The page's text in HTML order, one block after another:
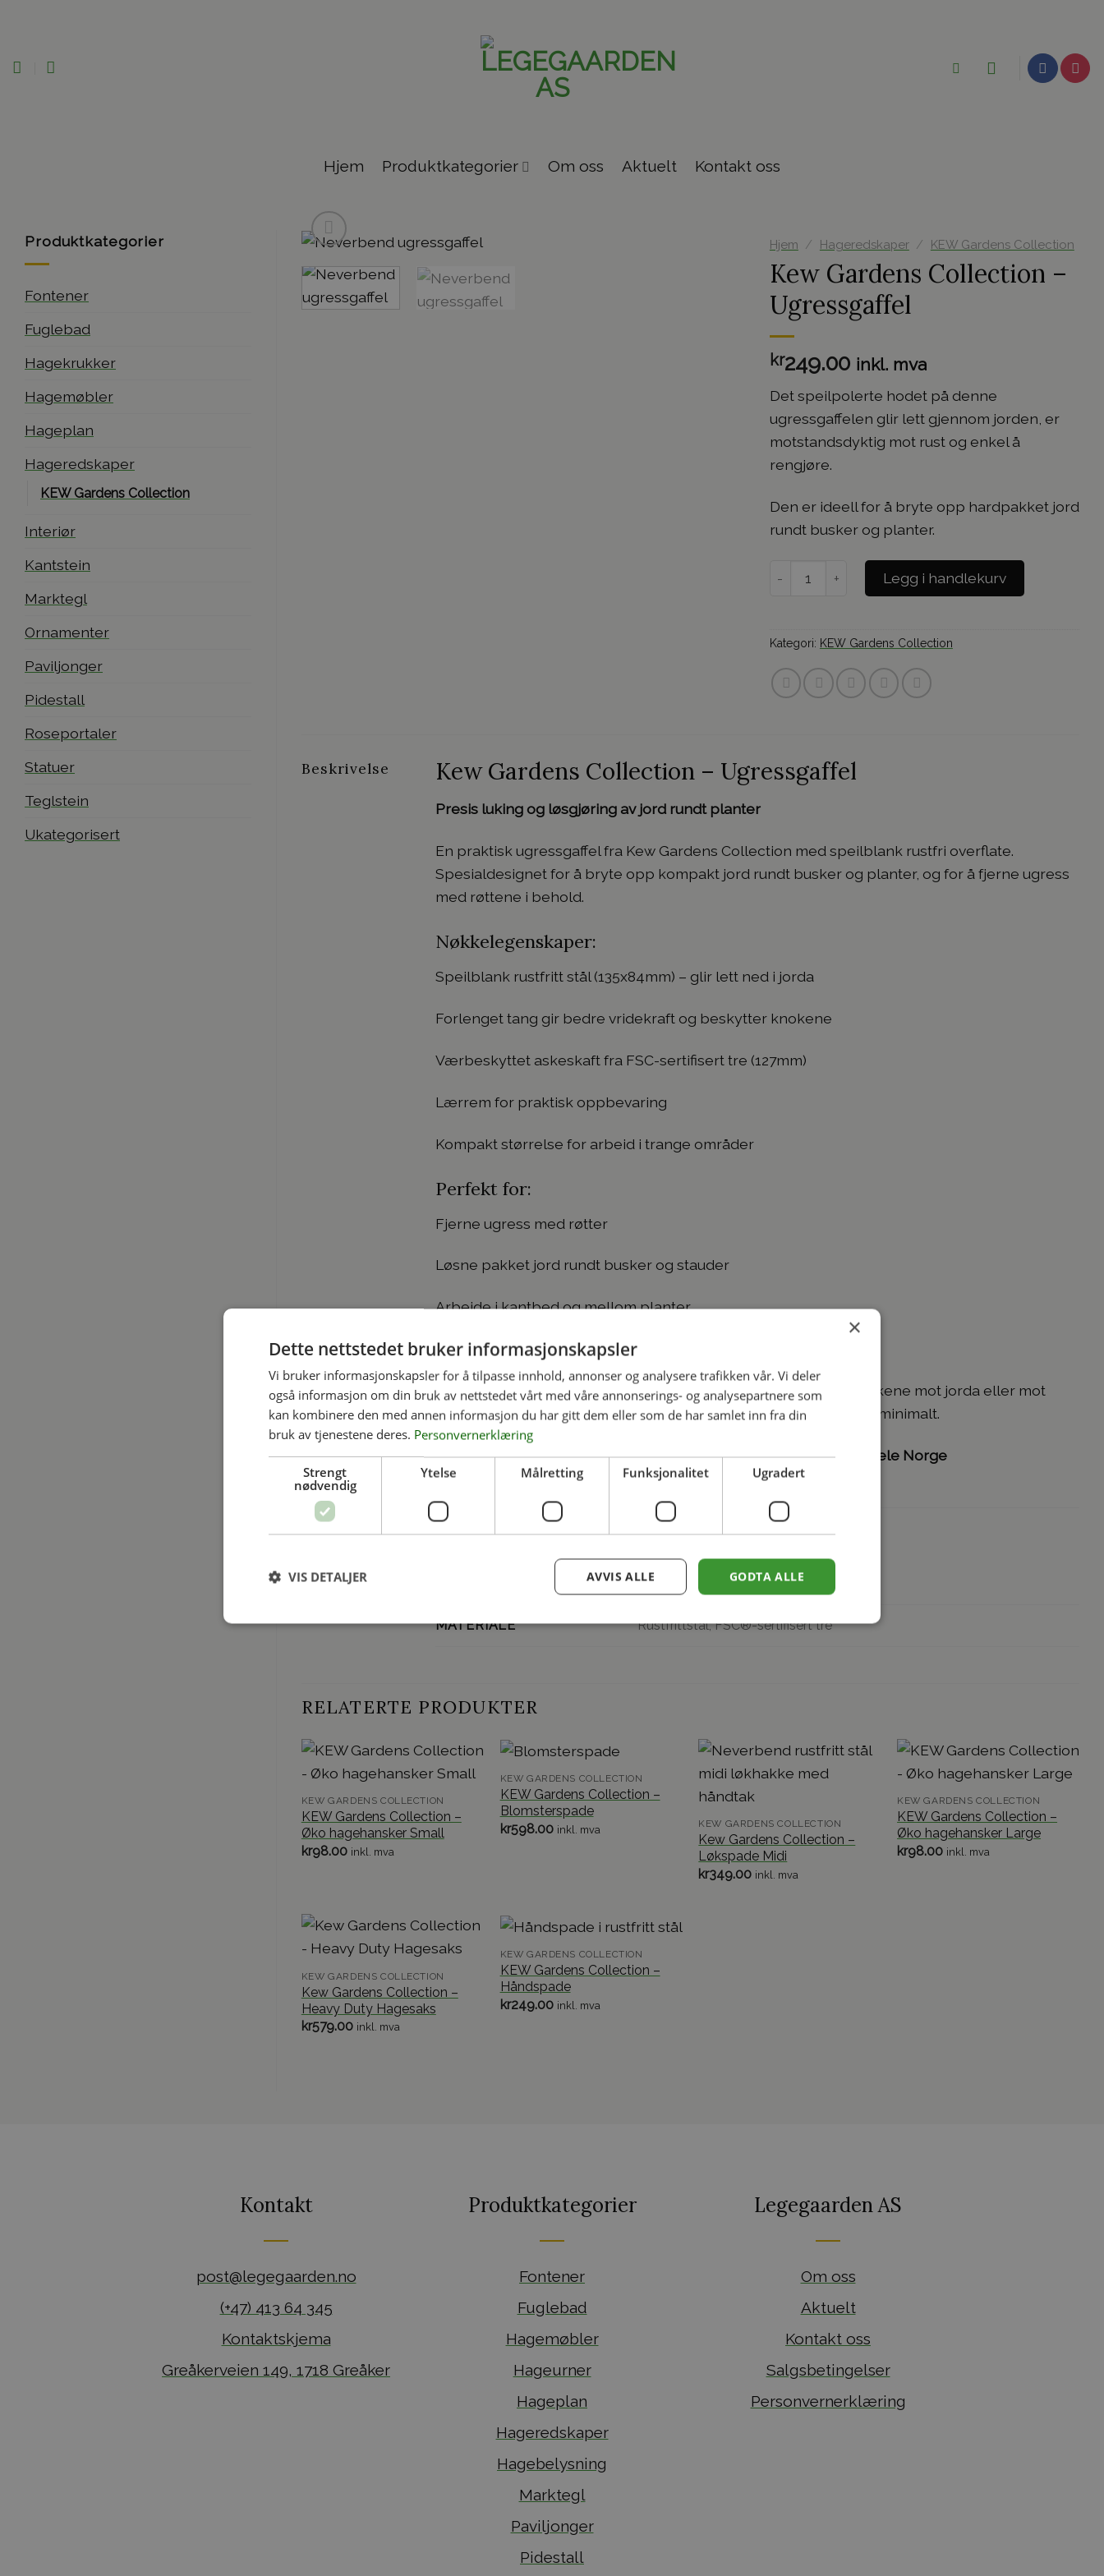
Hjem Produktkategorier Om oss Aktuelt Kontakt oss
Produktkategorier
Fontener
Fuglebad
Hagekrukker
Hagemøbler
Hageplan
Hageredskaper
KEW Gardens Collection
Interiør
Kantstein
Marktegl
Ornamenter
Paviljonger
Pidestall
Roseportaler
Statuer
Teglstein
Ukategorisert
Hjem / Hageredskaper / KEW Gardens Collection
Kew Gardens Collection –
Ugressgaffel
kr249.00 inkl. mva
Det speilpolerte hodet på denne
ugressgaffelen glir lett gjennom jorden, er
motstandsdyktig mot rust og enkel å
rengjøre.
Den er ideell for å bryte opp hardpakket jord
rundt busker og planter.
Legg i handlekurv
Kategori: KEW Gardens Collection
Beskrivelse Kew Gardens Collection – Ugressgaffel
Presis luking og løsgjøring av jord rundt planter
En praktisk ugressgaffel fra Kew Gardens Collection med speilblank rustfri overflate.
Spesialdesignet for å bryte opp kompakt jord rundt busker og planter, og for å fjerne ugress
med røttene i behold.
Nøkkelegenskaper:
Speilblank rustfritt stål (135x84mm) – glir lett ned i jorda
Forlenget tang gir bedre vridekraft og beskytter knokene
Værbeskyttet askeskaft fra FSC-sertifisert tre (127mm)
Lærrem for praktisk oppbevaring
Kompakt størrelse for arbeid i trange områder
Perfekt for:
Fjerne ugress med røtter
Løsne pakket jord rundt busker og stauder
Arbeide i kantbed og mellom planter
Lufte jorda uten å skade plantene
Den forlengede tangen gjør at du kan jobbe uten å skrubbe knokene mot jorda eller mot
gaffelhodet. Det rustfrie stålet holder seg rent og jord fester seg minimalt.
🌿 Fast frakt på alle hageredskap kun kr 99 per ordre – gjelder hele Norge
Tilleggsinformasjon
KEW Gardens Collection
MATERIALE Rustfrittstål, FSC®-sertifisert tre
RELATERTE PRODUKTER
KEW GARDENS COLLECTION
KEW Gardens Collection –
Øko hagehansker Small
kr98.00 inkl. mva
KEW GARDENS COLLECTION
KEW Gardens Collection –
Blomsterspade
kr598.00 inkl. mva
KEW GARDENS COLLECTION
Kew Gardens Collection –
Løkspade Midi
kr349.00 inkl. mva
KEW GARDENS COLLECTION
KEW Gardens Collection –
Øko hagehansker Large
kr98.00 inkl. mva
KEW GARDENS COLLECTION
Kew Gardens Collection –
Heavy Duty Hagesaks
kr579.00 inkl. mva
KEW GARDENS COLLECTION
KEW Gardens Collection –
Håndspade
kr249.00 inkl. mva
Kontakt
post@legegaarden.no
(+47) 413 64 345
Kontaktskjema
Greåkerveien 149, 1718 Greåker
Produktkategorier
Fontener
Fuglebad
Hagemøbler
Hageurner
Hageplan
Hageredskaper
Hagebelysning
Marktegl
Paviljonger
Pidestall
Legegaarden AS
Om oss
Aktuelt
Kontakt oss
Salgsbetingelser
Personvernerklæring
×
Dette nettstedet bruker informasjonskapsler
Vi bruker informasjonskapsler for å tilpasse innhold, annonser og analysere trafikken vår. Vi deler
også informasjon om din bruk av nettstedet vårt med våre annonserings- og analysepartnere som
kan kombinere den med annen informasjon du har gitt dem eller som de har samlet inn fra din
bruk av tjenestene deres. Personvernerklæring
Strengt
nødvendig
Ytelse Målretting Funksjonalitet Ugradert
GODTA ALLE
AVVIS ALLE
VIS DETALJER